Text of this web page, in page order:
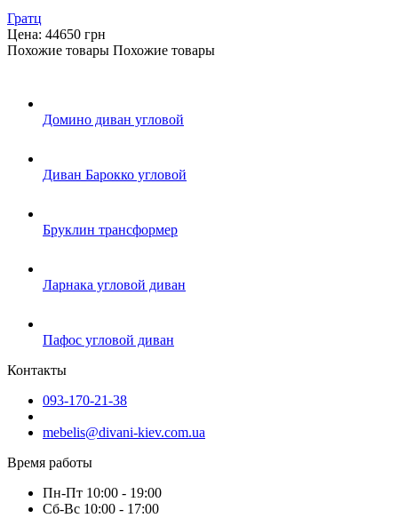
Гратц
Цена: 44650 грн
Похожие товары Похожие товары
Домино диван угловой
Диван Барокко угловой
Бруклин трансформер
Ларнака угловой диван
Пафос угловой диван
Контакты
093-170-21-38
mebelis@divani-kiev.com.ua
Время работы
Пн-Пт 10:00 - 19:00
Сб-Вс 10:00 - 17:00